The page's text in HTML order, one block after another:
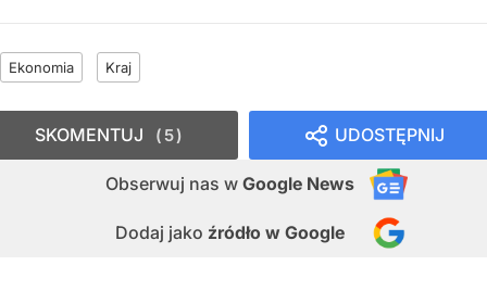
Ekonomia Kraj
UDOSTĘPNIJ
Obserwuj nas w Google News
Dodaj jako źródło w Google
SKOMENTUJ 5